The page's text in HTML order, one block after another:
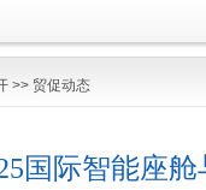
>> 贸促动态
国际智能座